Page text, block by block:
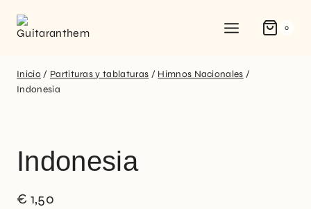
0
Inicio / Partituras y tablaturas / Himnos Nacionales /
Indonesia
Indonesia
€ 1,50